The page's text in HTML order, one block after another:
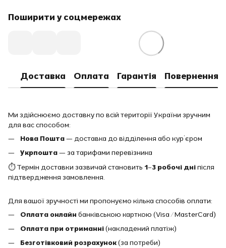
Поширити у соцмережах
Доставка Оплата Гарантія Повернення
Ми здійснюємо доставку по всій території України зручним
для вас способом:
Нова Пошта— доставка до відділення або кур’єром
Укрпошта— за тарифами перевізника
⏱ Термін доставки зазвичай становить 1–3 робочі дніпісля
підтвердження замовлення.
Для вашої зручності ми пропонуємо кілька способів оплати:
Оплата онлайн банківською карткою (Visa / MasterCard)
Оплата при отриманні(накладений платіж)
Безготівковий розрахунок(за потреби)